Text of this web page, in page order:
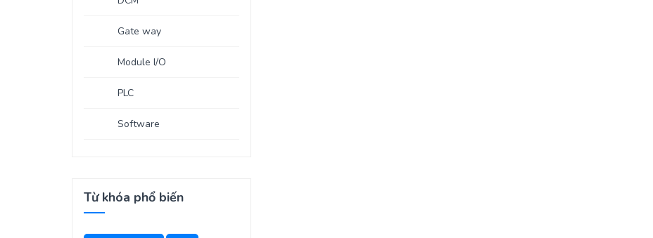
Gate way
Module I/O
PLC
Software
Từ khóa phổ biến